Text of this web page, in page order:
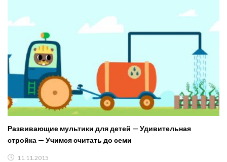
Развивающие мультики для детей — Удивительная
стройка — Учимся считать до семи
11.11.2015